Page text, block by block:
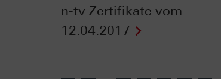
n-tv Zertifikate vom
12.04.2017